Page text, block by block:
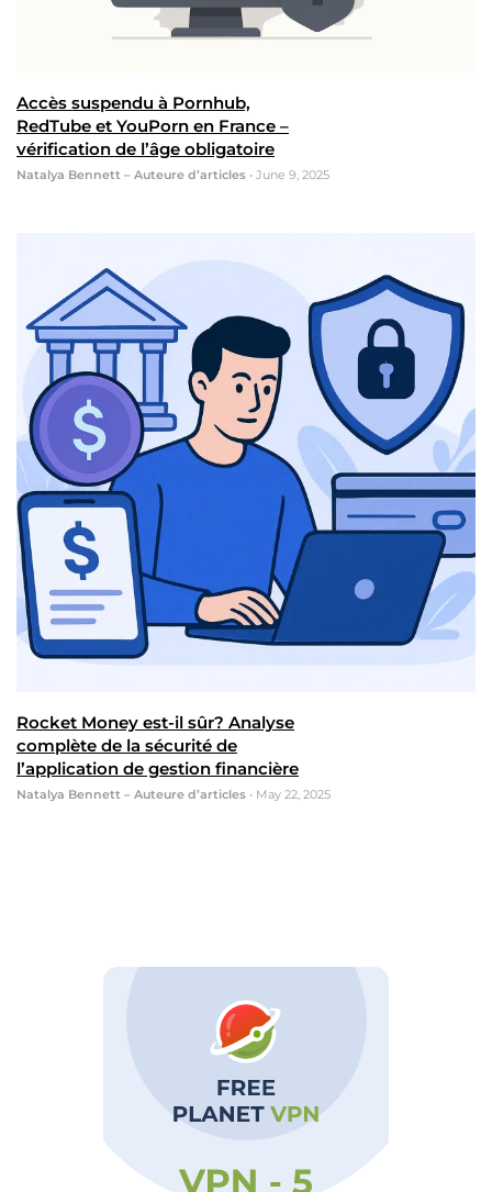
Accès suspendu à Pornhub,
RedTube et YouPorn en France –
vérification de l’âge obligatoire
Natalya Bennett – Auteure d’articles • June 9, 2025
Rocket Money est-il sûr? Analyse
complète de la sécurité de
l’application de gestion financière
Natalya Bennett – Auteure d’articles • May 22, 2025